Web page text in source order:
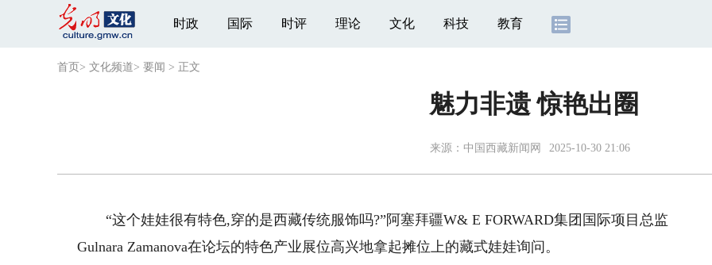
时政 国际 时评 理论 文化 科技 教育
首页 > 文化频道> 要闻 > 正文
魅力非遗 惊艳出圈
来源： 中国西藏新闻网 2025-10-30 21:06
“这个娃娃很有特色,穿的是西藏传统服饰吗?”阿塞拜疆W& E FORWARD集团国际项目总监
Gulnara Zamanova在论坛的特色产业展位高兴地拿起摊位上的藏式娃娃询问。